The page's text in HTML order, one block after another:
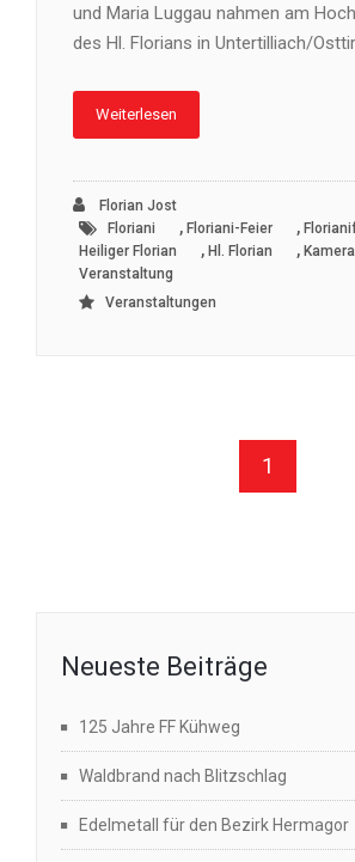
und Maria Luggau nahmen am
des Hl. Florians in Untertilliach/
Weiterlesen
Florian Jost
Floriani
, Floriani-Feier ,
Heiliger Florian , Hl. Florian ,
Veranstaltung
Veranstaltungen
1
Neueste Beiträge
125 Jahre FF Kühweg
Waldbrand nach Blitzschlag
Edelmetall für den Bezirk Hermagor